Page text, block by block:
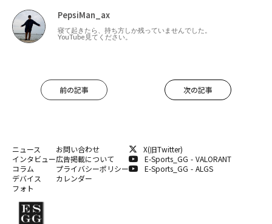
PepsiMan_ax
寝て起きたら、持ち方しか残っていませんでした。
YouTube見てください。
前の記事 次の記事
ニュース
インタビュー
コラム
デバイス
フォト
お問い合わせ
広告掲載について
プライバシーポリシー
カレンダー
X(旧Twitter)
E-Sports_GG - VALORANT
E-Sports_GG - ALGS